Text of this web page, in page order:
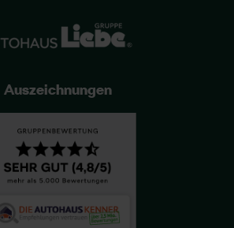
Auszeichnungen